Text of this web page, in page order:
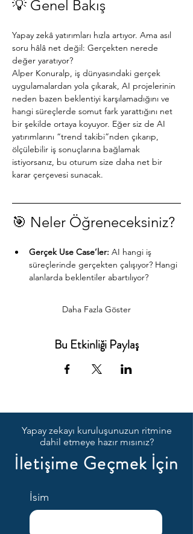
💡 Genel Bakış
Yapay zekâ yatırımları hızla artıyor. Ama asıl
soru hâlâ net değil: Gerçekten nerede
değer yaratıyor?
Alper Konuralp, iş dünyasındaki gerçek
uygulamalardan yola çıkarak, AI projelerinin
neden bazen beklentiyi karşılamadığını ve
hangi süreçlerde somut fark yarattığını net
bir şekilde ortaya koyuyor. Eğer siz de AI
yatırımlarını “trend takibi”nden çıkarıp,
ölçülebilir iş sonuçlarına bağlamak
istiyorsanız, bu oturum size daha net bir
karar çerçevesi sunacak.
🎯 Neler Öğreneceksiniz?
Gerçek Use Case’ler: AI hangi iş
süreçlerinde gerçekten çalışıyor? Hangi
alanlarda beklentiler abartılıyor?
Daha Fazla Göster
Bu Etkinliği Paylaş
Yapay zekayı kuruluşunuzun ritmine
dahil etmeye hazır mısınız?
İletişime Geçmek İçin
İsim